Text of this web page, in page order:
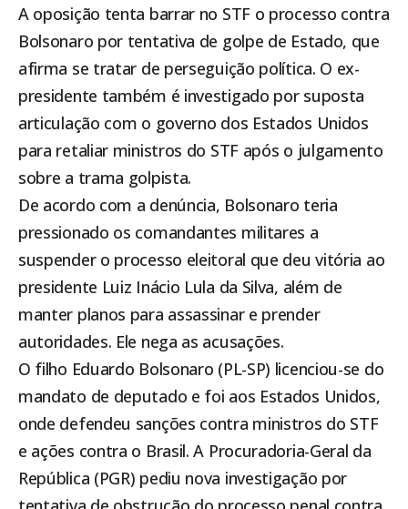
A oposição tenta barrar no STF o processo contra
Bolsonaro por tentativa de golpe de Estado, que
afirma se tratar de perseguição política. O ex-
presidente também é investigado por suposta
articulação com o governo dos Estados Unidos
para retaliar ministros do STF após o julgamento
sobre a trama golpista.
De acordo com a denúncia, Bolsonaro teria
pressionado os comandantes militares a
suspender o processo eleitoral que deu vitória ao
presidente Luiz Inácio Lula da Silva, além de
manter planos para assassinar e prender
autoridades. Ele nega as acusações.
O filho Eduardo Bolsonaro (PL-SP) licenciou-se do
mandato de deputado e foi aos Estados Unidos,
onde defendeu sanções contra ministros do STF
e ações contra o Brasil. A Procuradoria-Geral da
República (PGR) pediu nova investigação por